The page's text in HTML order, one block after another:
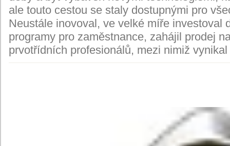
ale touto cestou se staly dostupnými pro
Neustále inovoval, ve velké míře investoval
programy pro zaměstnance, zahájil prodej
prvotřídních profesionálů, mezi nimiž